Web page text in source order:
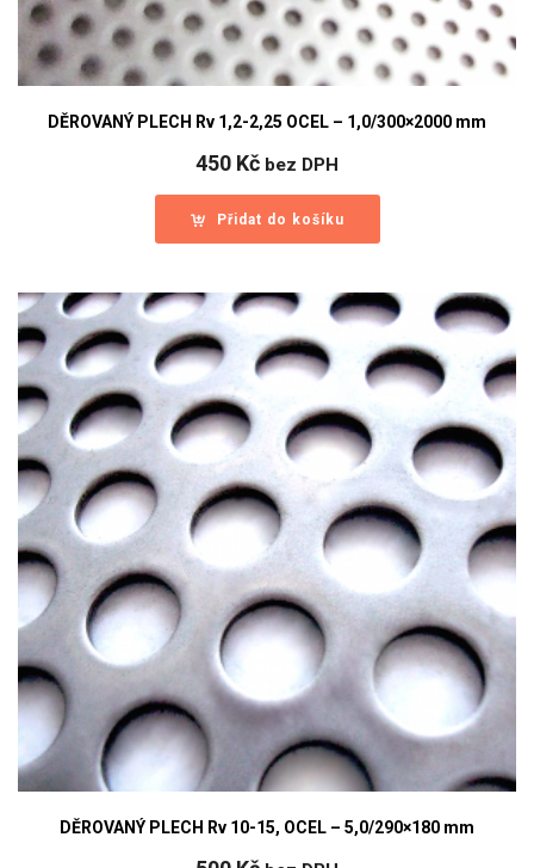
DĚROVANÝ PLECH Rv 1,2-2,25 OCEL – 1,0/300×2000 mm
450 Kč bez DPH
Přidat do košíku
DĚROVANÝ PLECH Rv 10-15, OCEL – 5,0/290×180 mm